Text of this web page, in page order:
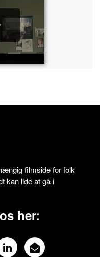
filmside for folk
kan lide at gå i
her: